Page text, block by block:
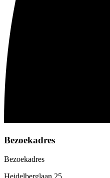
Bezoekadres
Bezoekadres